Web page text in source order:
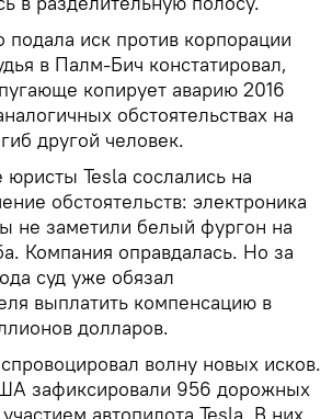
иск против корпорации
в Палм-Бич констатировал,
копирует аварию 2016
обстоятельствах на
другой человек.
Tesla сослались на
обстоятельств: электроника
не заметили белый фургон на
Компания оправдалась. Но за
суд уже обязал
выплатить компенсацию в
долларов.
волну новых исков.
зафиксировали 956 дорожных
автопилота Tesla. В них